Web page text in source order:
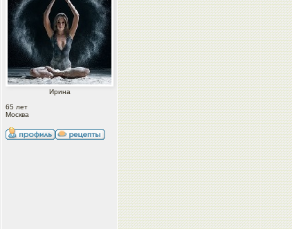
Ирина
65 лет
Москва